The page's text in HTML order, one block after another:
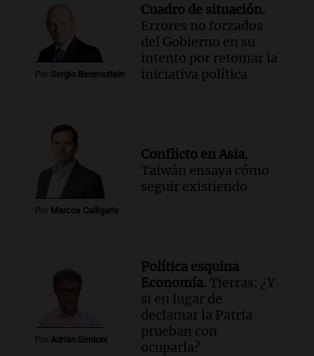
Por Sergio Berensztein
Cuadro de situación.
Errores no forzados
del Gobierno en su
intento por retomar la
iniciativa política
Por Marcos Calligaris
Conflicto en Asia.
Taiwán ensaya cómo
seguir existiendo
Por Adrián Simioni
Política esquina
Economía. Tierras: ¿Y
si en lugar de
declamar la Patria
prueban con
ocuparla?